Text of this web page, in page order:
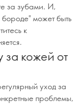
за зубами. И,
может быть
к
за кожей от
уход за
проблемы,